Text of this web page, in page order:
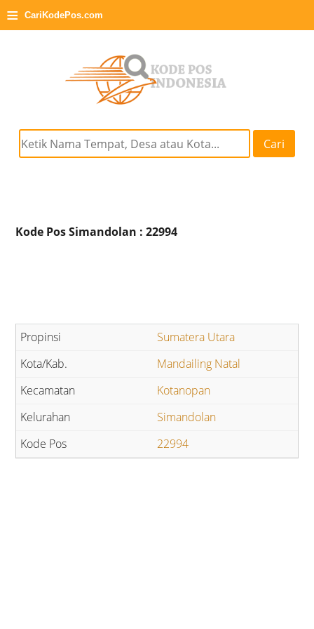
≡ CariKodePos.com
Cari
Kode Pos Simandolan : 22994
Sumatera Utara
Mandailing Natal
Kotanopan
Simandolan
22994